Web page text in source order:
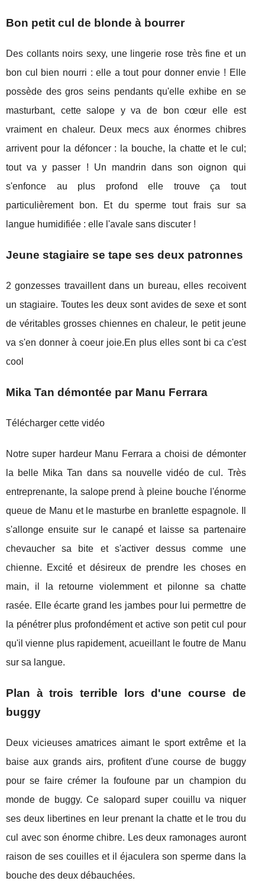
Bon petit cul de blonde à bourrer
Des collants noirs sexy, une lingerie rose très fine et un
bon cul bien nourri : elle a tout pour donner envie ! Elle
possède des gros seins pendants qu'elle exhibe en se
masturbant, cette salope y va de bon cœur elle est
vraiment en chaleur. Deux mecs aux énormes chibres
arrivent pour la défoncer : la bouche, la chatte et le cul;
tout va y passer ! Un mandrin dans son oignon qui
s'enfonce au plus profond elle trouve ça tout
particulièrement bon. Et du sperme tout frais sur sa
langue humidifiée : elle l'avale sans discuter !
Jeune stagiaire se tape ses deux patronnes
2 gonzesses travaillent dans un bureau, elles recoivent
un stagiaire. Toutes les deux sont avides de sexe et sont
de véritables grosses chiennes en chaleur, le petit jeune
va s'en donner à coeur joie.En plus elles sont bi ca c'est
cool
Mika Tan démontée par Manu Ferrara
Télécharger cette vidéo
Notre super hardeur Manu Ferrara a choisi de démonter
la belle Mika Tan dans sa nouvelle vidéo de cul. Très
entreprenante, la salope prend à pleine bouche l'énorme
queue de Manu et le masturbe en branlette espagnole. Il
s'allonge ensuite sur le canapé et laisse sa partenaire
chevaucher sa bite et s'activer dessus comme une
chienne. Excité et désireux de prendre les choses en
main, il la retourne violemment et pilonne sa chatte
rasée. Elle écarte grand les jambes pour lui permettre de
la pénétrer plus profondément et active son petit cul pour
qu'il vienne plus rapidement, acueillant le foutre de Manu
sur sa langue.
Plan à trois terrible lors d'une course de
buggy
Deux vicieuses amatrices aimant le sport extrême et la
baise aux grands airs, profitent d'une course de buggy
pour se faire crémer la foufoune par un champion du
monde de buggy. Ce salopard super couillu va niquer
ses deux libertines en leur prenant la chatte et le trou du
cul avec son énorme chibre. Les deux ramonages auront
raison de ses couilles et il éjaculera son sperme dans la
bouche des deux débauchées.